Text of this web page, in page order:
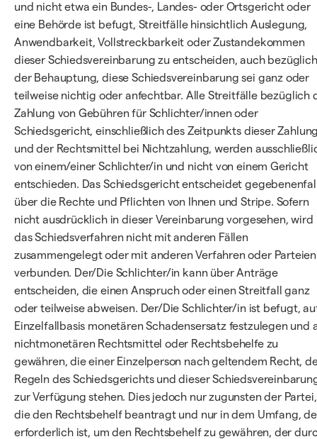
und nicht etwa ein Bundes-, Landes- oder Ortsgericht oder
eine Behörde ist befugt, Streitfälle hinsichtlich Auslegung,
Anwendbarkeit, Vollstreckbarkeit oder Zustandekommen
dieser Schiedsvereinbarung zu entscheiden, auch bezüglich
der Behauptung, diese Schiedsvereinbarung sei ganz oder
teilweise nichtig oder anfechtbar. Alle Streitfälle bezüglich
Zahlung von Gebühren für Schlichter/innen oder
Schiedsgericht, einschließlich des Zeitpunkts dieser
und der Rechtsmittel bei Nichtzahlung, werden
von einem/einer Schlichter/in und nicht von einem Gericht
entschieden. Das Schiedsgericht entscheidet
über die Rechte und Pflichten von Ihnen und Stripe. Sofern
nicht ausdrücklich in dieser Vereinbarung vorgesehen, wird
das Schiedsverfahren nicht mit anderen Fällen
zusammengelegt oder mit anderen Verfahren oder Parteien
verbunden. Der/Die Schlichter/in kann über Anträge
entscheiden, die einen Anspruch oder einen Streitfall ganz
oder teilweise abweisen. Der/Die Schlichter/in ist befugt,
Einzelfallbasis monetären Schadensersatz festzulegen und
nichtmonetären Rechtsmittel oder Rechtsbehelfe zu
gewähren, die einer Einzelperson nach geltendem Recht,
Regeln des Schiedsgerichts und dieser
zur Verfügung stehen. Dies jedoch nur zugunsten der Partei,
die den Rechtsbehelf beantragt und nur in dem Umfang,
erforderlich ist, um den Rechtsbehelf zu gewähren, der